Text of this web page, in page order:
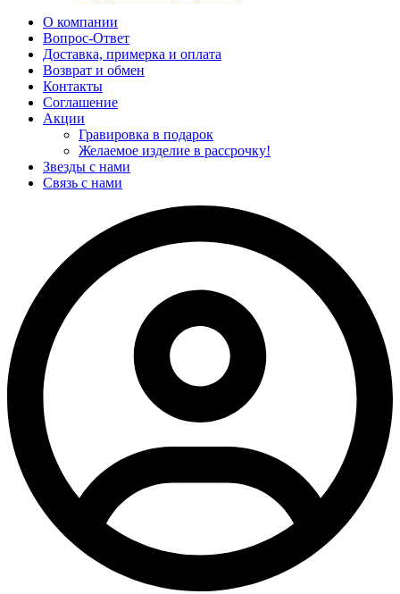
О компании
Вопрос-Ответ
Доставка, примерка и оплата
Возврат и обмен
Контакты
Соглашение
Акции
Гравировка в подарок
Желаемое изделие в рассрочку!
Звезды с нами
Связь с нами